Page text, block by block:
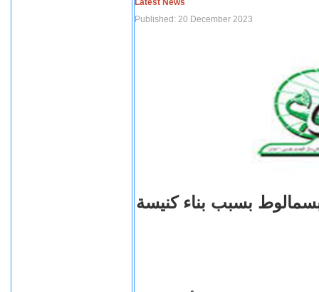
Latest News
Published: 20 December 2023
بسبب بناء كنيسة